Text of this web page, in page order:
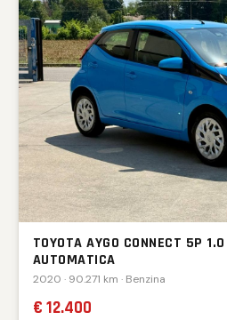
TOYOTA AYGO CONNECT 5P
AUTOMATICA
2020 · 90.271 km · Benzina
€ 12.400